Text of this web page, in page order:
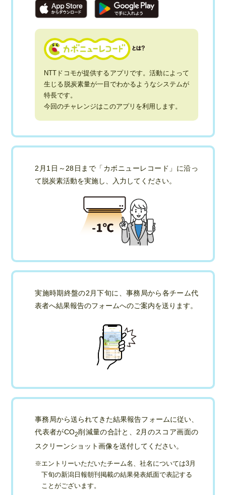
NTTドコモが提供するアプリです。活動によって
生じる脱炭素量が一目でわかるようなシステムが
特長です。
今回のチャレンジはこのアプリを利用します。
2月1日～28日まで「カボニューレコード」に沿っ
て脱炭素活動を実施し、入力してください。
実施時期終盤の2月下旬に、事務局から各チーム代
表者へ結果報告のフォームへのご案内を送ります。
事務局から送られてきた結果報告フォームに従い、
代表者がCO2削減量の合計と、2月のスコア画面の
スクリーンショット画像を送付してください。
エントリーいただいたチーム名、社名については3月
下旬の新潟日報朝刊掲載の結果発表紙面で表記する
ことがございます。